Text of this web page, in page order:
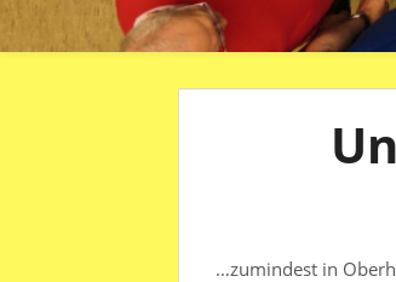
…zumindest in